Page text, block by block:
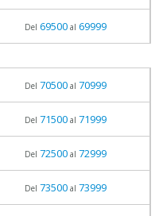
Del 69500al 69999
Del 70500al 70999
Del 71500al 71999
Del 72500al 72999
Del 73500al 73999